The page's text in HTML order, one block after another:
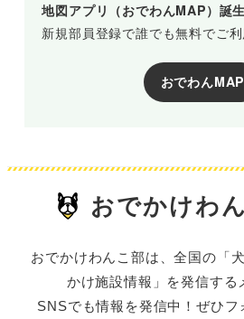
地図アプリ（おでわんMAP）誕生
新規部員登録で誰でも無料でご
おでわんMAP
おでかけわ
おでかけわんこ部は、全国の「
かけ施設情報」を発信する
SNSでも情報を発信中！ぜひフ